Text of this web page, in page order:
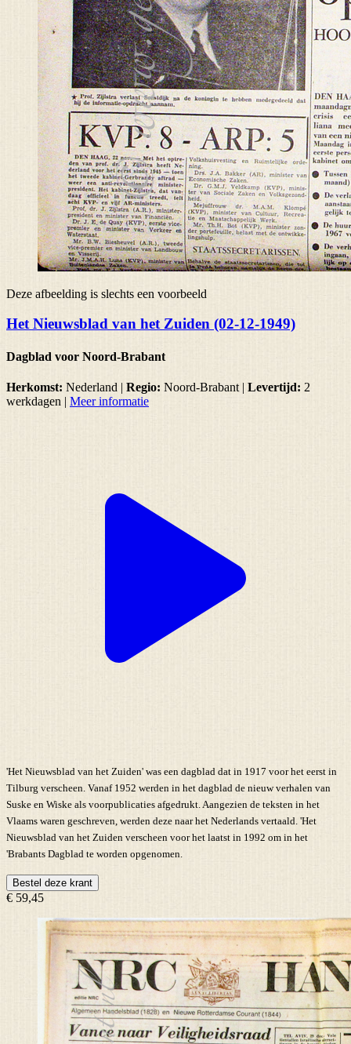
Deze afbeelding is slechts een voorbeeld
Het Nieuwsblad van het Zuiden (02-12-1949)
Dagblad voor Noord-Brabant
Herkomst: Nederland | Regio: Noord-Brabant | Levertijd: 2
werkdagen | Meer informatie
'Het Nieuwsblad van het Zuiden' was een dagblad dat in 1917 voor het eerst in
Tilburg verscheen. Vanaf 1952 werden in het dagblad de nieuw verhalen van
Suske en Wiske als voorpublicaties afgedrukt. Aangezien de teksten in het
Vlaams waren geschreven, werden deze naar het Nederlands vertaald. 'Het
Nieuwsblad van het Zuiden verscheen voor het laatst in 1992 om in het
'Brabants Dagblad te worden opgenomen.
Bestel deze krant
€ 59,45